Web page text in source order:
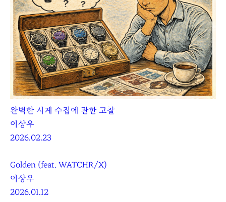
완벽한 시계 수집에 관한 고찰
이상우
2026.02.23
Golden (feat. WATCHR/X)
이상우
2026.01.12